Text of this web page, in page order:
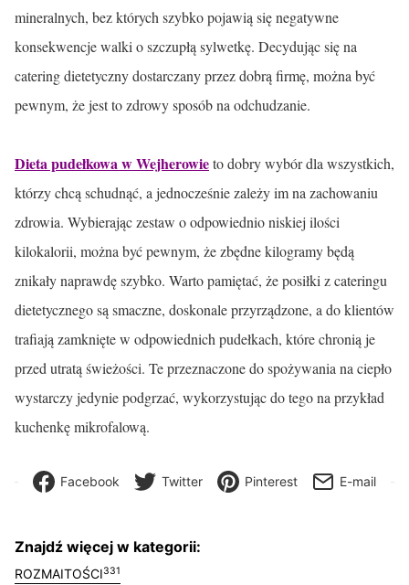
mineralnych, bez których szybko pojawią się negatywne
konsekwencje walki o szczupłą sylwetkę. Decydując się na
catering dietetyczny dostarczany przez dobrą firmę, można być
pewnym, że jest to zdrowy sposób na odchudzanie.
Dieta pudełkowa w Wejherowieto dobry wybór dla wszystkich,
którzy chcą schudnąć, a jednocześnie zależy im na zachowaniu
zdrowia. Wybierając zestaw o odpowiednio niskiej ilości
kilokalorii, można być pewnym, że zbędne kilogramy będą
znikały naprawdę szybko. Warto pamiętać, że posiłki z cateringu
dietetycznego są smaczne, doskonale przyrządzone, a do klientów
trafiają zamknięte w odpowiednich pudełkach, które chronią je
przed utratą świeżości. Te przeznaczone do spożywania na ciepło
wystarczy jedynie podgrzać, wykorzystując do tego na przykład
kuchenkę mikrofalową.
Facebook Twitter Pinterest E-mail
Znajdź więcej w kategorii:
ROZMAITOŚCI331